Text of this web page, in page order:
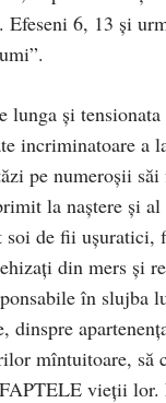
6, 13 şi
lunga şi
incriminatoare a
pe numeroşii săi
la naştere şi
de fii uşuratici,
din mers şi
în
dinspre
mîntuitoare, să
vieţii